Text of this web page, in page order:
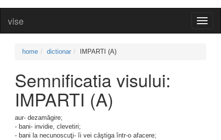
vise
home dictionar IMPARTI (A)
Semnificatia visului:
IMPARTI (A)
aur- dezamăgire;
- bani- invidie, clevetiri;
- bani la necunoscuţi- îi vei câştiga într-o afacere;